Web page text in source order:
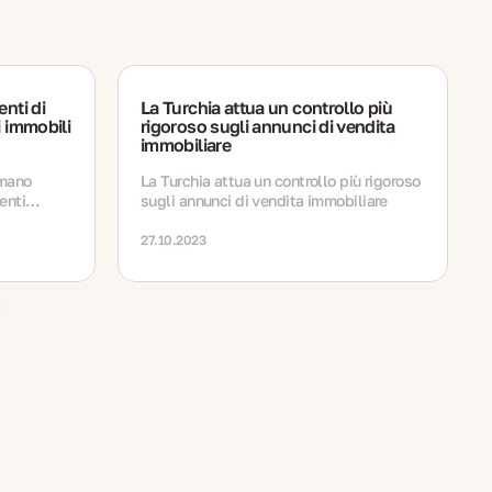
di
immobili
fino
La Turchia attua un controllo più
rigoroso sugli annunci di vendita
immobiliare
La Turchia attua un controllo più rigoroso
sugli annunci di vendita immobiliare
27.10.2023